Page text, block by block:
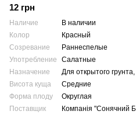
12 грн
Наличие
В наличии
Колор
Красный
Созревание
Раннеспелые
Употребление
Салатные
Назначение
Для открытого
Висота куща
Средние
Форма плоду
Округлая
Поставщик
Компанія "Сонячний